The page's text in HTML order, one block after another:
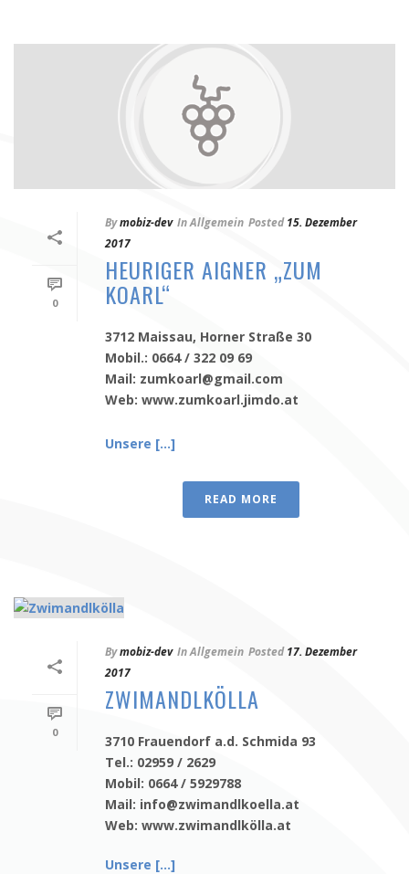
0
Bymobiz-dev InAllgemein Posted 15. Dezember
2017
HEURIGER AIGNER „ZUM
KOARL“
3712 Maissau, Horner Straße 30
Mobil.: 0664 / 322 09 69
Mail: zumkoarl@gmail.com
Web: www.zumkoarl.jimdo.at
Unsere [...]
READ MORE
0
Bymobiz-dev InAllgemein Posted 17. Dezember
2017
ZWIMANDLKÖLLA
3710 Frauendorf a.d. Schmida 93
Tel.: 02959 / 2629
Mobil: 0664 / 5929788
Mail: info@zwimandlkoella.at
Web: www.zwimandlkölla.at
Unsere [...]